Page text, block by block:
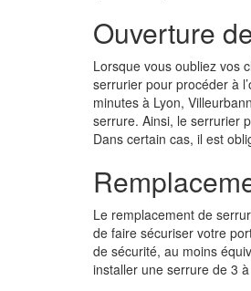
Ouverture
Lorsque vous oubliez vos
serrurier pour procéder à
minutes à Lyon,
serrure. Ainsi, le serrurier
Dans certain cas, il est
Le remplacement de
de faire sécuriser votre
de sécurité, au moins
installer une serrure de 3